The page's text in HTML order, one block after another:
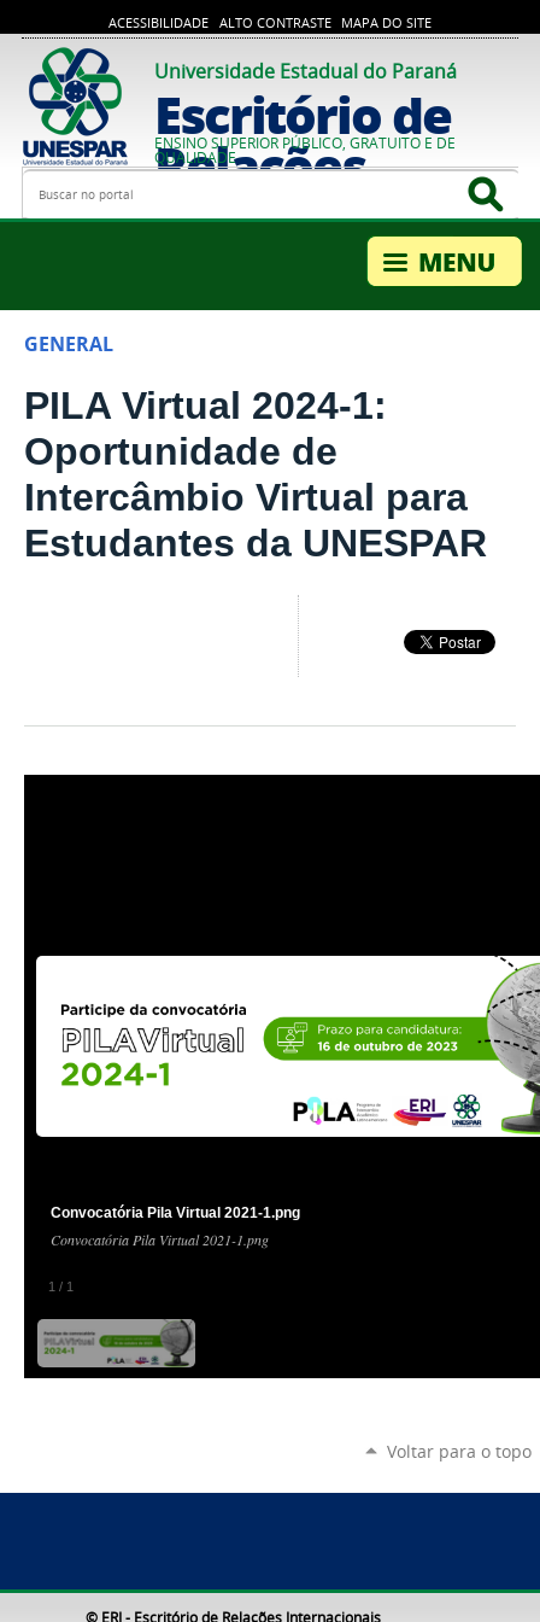
ACESSIBILIDADE ALTO CONTRASTE MAPA DO SITE
Universidade Estadual do Paraná
Escritório de
Relações
Internacionais
ENSINO SUPERIOR PÚBLICO, GRATUITO E DE
QUALIDADE
Busca
GENERAL
PILA Virtual 2024-1:
Oportunidade de
Intercâmbio Virtual para
Estudantes da UNESPAR
1 / 1
Convocatória Pila Virtual 2021-1.png
Convocatória Pila Virtual 2021-1.png
Voltar para o topo
© ERI - Escritório de Relações Internacionais